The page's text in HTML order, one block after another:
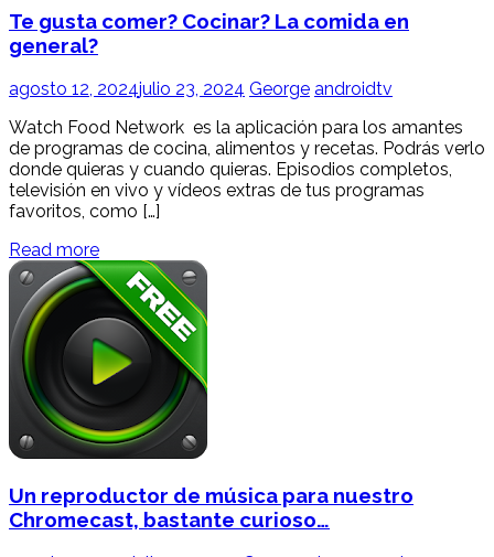
Te gusta comer? Cocinar? La comida en
general?
agosto 12, 2024julio 23, 2024 George androidtv
Watch Food Network es la aplicación para los amantes
de programas de cocina, alimentos y recetas. Podrás verlo
donde quieras y cuando quieras. Episodios completos,
televisión en vivo y vídeos extras de tus programas
favoritos, como […]
Read more
Un reproductor de música para nuestro
Chromecast, bastante curioso…